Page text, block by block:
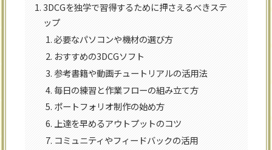
3DCGを独学で習得するために押さえるべきステ
ップ
必要なパソコンや機材の選び方
おすすめの3DCGソフト
参考書籍や動画チュートリアルの活用法
毎日の練習と作業フローの組み立て方
ポートフォリオ制作の始め方
上達を早めるアウトプットのコツ
コミュニティやフィードバックの活用